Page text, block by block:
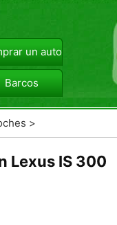
un automóvil
Barcos
>
Lexus IS 300